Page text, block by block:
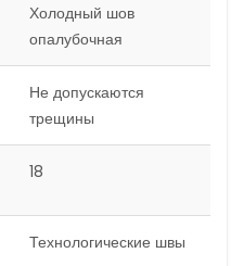
Холодный шов
опалубочная
Не допускаются
трещины
18
Технологические швы